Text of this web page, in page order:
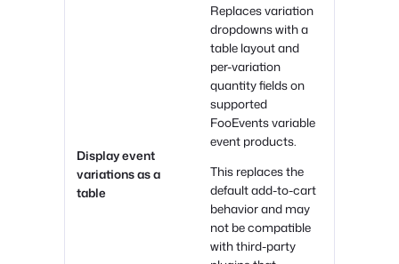
Display event
variations as a
table
Replaces variation
dropdowns with a
table layout and
per-variation
quantity fields on
supported
FooEvents variable
event products.
This replaces the
default add-to-cart
behavior and may
not be compatible
with third-party